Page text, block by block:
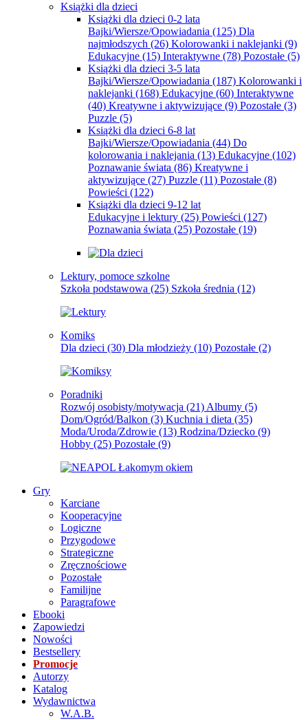
Książki dla dzieci
Książki dla dzieci 0-2 lata
Bajki/Wiersze/Opowiadania (125) Dla
najmłodszych (26) Kolorowanki i naklejanki (9)
Edukacyjne (15) Interaktywne (78) Pozostałe (5)
Książki dla dzieci 3-5 lata
Bajki/Wiersze/Opowiadania (187) Kolorowanki i
naklejanki (168) Edukacyjne (60) Interaktywne
(40) Kreatywne i aktywizujące (9) Pozostałe (3)
Puzzle (5)
Książki dla dzieci 6-8 lat
Bajki/Wiersze/Opowiadania (44) Do
kolorowania i naklejania (13) Edukacyjne (102)
Poznawanie świata (86) Kreatywne i
aktywizujące (27) Puzzle (11) Pozostałe (8)
Powieści (122)
Książki dla dzieci 9-12 lat
Edukacyjne i lektury (25) Powieści (127)
Poznawania świata (25) Pozostałe (19)
Lektury, pomoce szkolne
Szkoła podstawowa (25) Szkoła średnia (12)
Komiks
Dla dzieci (30) Dla młodzieży (10) Pozostałe (2)
Poradniki
Rozwój osobisty/motywacja (21) Albumy (5)
Dom/Ogród/Balkon (3) Kuchnia i dieta (35)
Moda/Uroda/Zdrowie (13) Rodzina/Dziecko (9)
Hobby (25) Pozostałe (9)
Gry
Karciane
Kooperacyjne
Logiczne
Przygodowe
Strategiczne
Zręcznościowe
Pozostałe
Familijne
Paragrafowe
Ebooki
Zapowiedzi
Nowości
Bestsellery
Promocje
Autorzy
Katalog
Wydawnictwa
W.A.B.